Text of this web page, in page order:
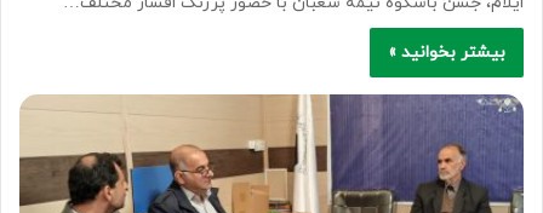
بیشتر بخوانید »